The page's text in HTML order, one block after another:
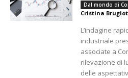
Dal mondo di
Cristina
L’indagine
industriale
associate a
rilevazione di
delle